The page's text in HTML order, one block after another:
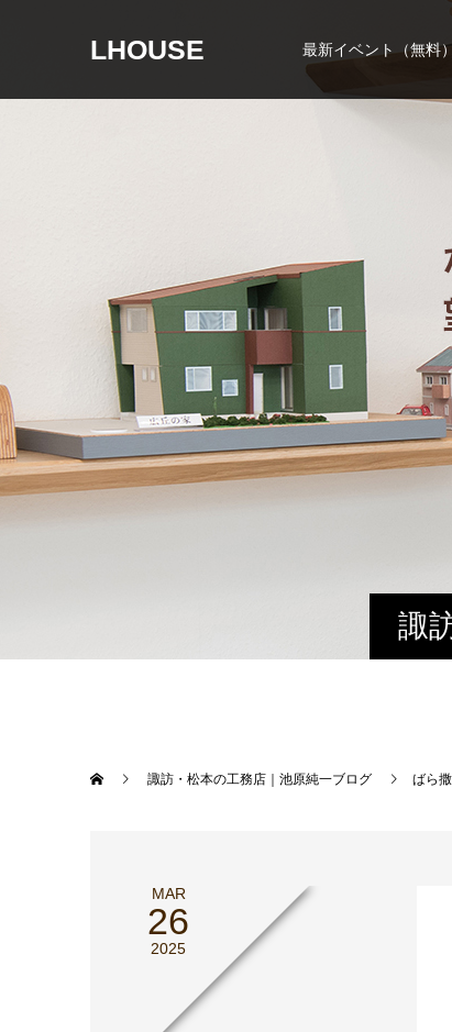
LHOUSE 最新イベント（無料
諏
諏訪・松本の工務店｜池原純一ブログ ばら
MAR
26
2025